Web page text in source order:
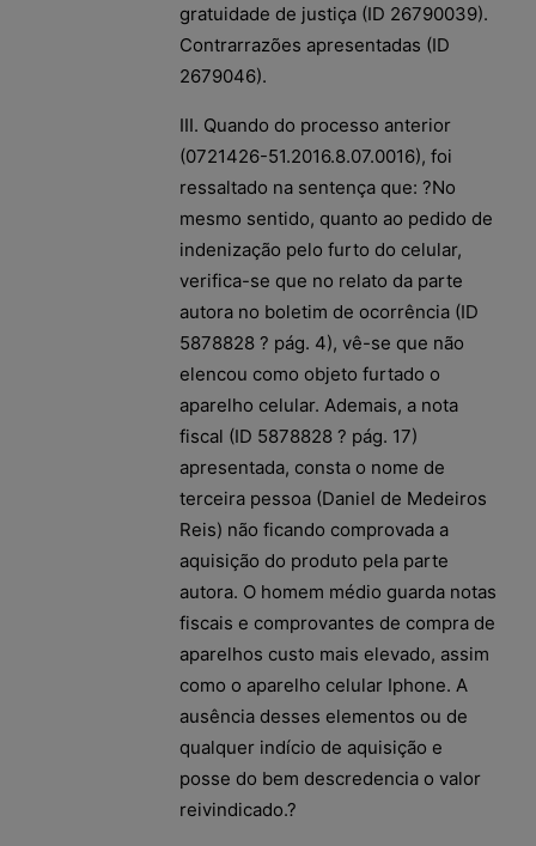
gratuidade de justiça (ID 26790039).
Contrarrazões apresentadas (ID
2679046).
III. Quando do processo anterior
(0721426-51.2016.8.07.0016), foi
ressaltado na sentença que: ?No
mesmo sentido, quanto ao pedido de
indenização pelo furto do celular,
verifica-se que no relato da parte
autora no boletim de ocorrência (ID
5878828 ? pág. 4), vê-se que não
elencou como objeto furtado o
aparelho celular. Ademais, a nota
fiscal (ID 5878828 ? pág. 17)
apresentada, consta o nome de
terceira pessoa (Daniel de Medeiros
Reis) não ficando comprovada a
aquisição do produto pela parte
autora. O homem médio guarda notas
fiscais e comprovantes de compra de
aparelhos custo mais elevado, assim
como o aparelho celular Iphone. A
ausência desses elementos ou de
qualquer indício de aquisição e
posse do bem descredencia o valor
reivindicado.?